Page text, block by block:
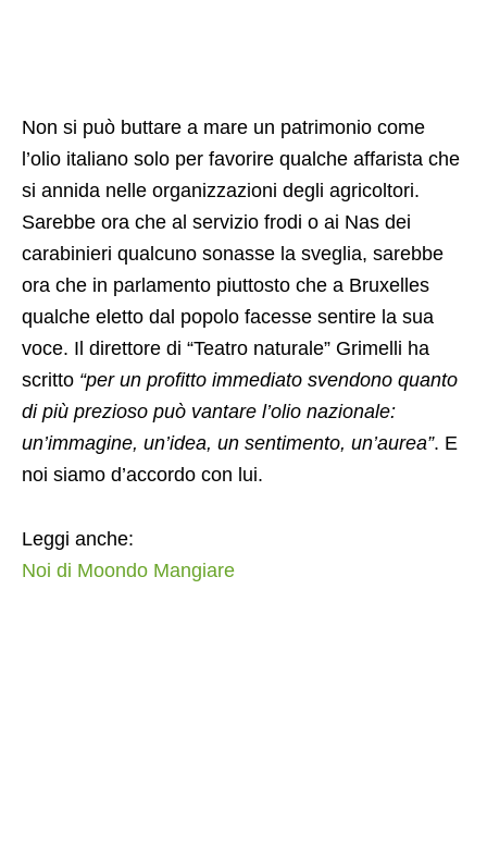
Non si può buttare a mare un patrimonio come
l’olio italiano solo per favorire qualche affarista che
si annida nelle organizzazioni degli agricoltori.
Sarebbe ora che al servizio frodi o ai Nas dei
carabinieri qualcuno sonasse la sveglia, sarebbe
ora che in parlamento piuttosto che a Bruxelles
qualche eletto dal popolo facesse sentire la sua
voce. Il direttore di “Teatro naturale” Grimelli ha
scritto “per un profitto immediato svendono quanto
di più prezioso può vantare l’olio nazionale:
un’immagine, un’idea, un sentimento, un’aurea”. E
noi siamo d’accordo con lui.
Leggi anche:
Noi di Moondo Mangiare